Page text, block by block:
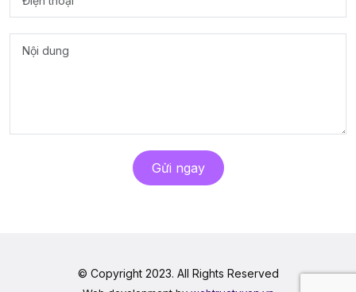
Gửi ngay
© Copyright 2023. All Rights Reserved